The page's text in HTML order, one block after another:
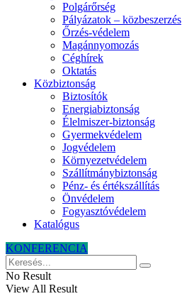
Polgárőrség
Pályázatok – közbeszerzés
Őrzés-védelem
Magánnyomozás
Céghírek
Oktatás
Közbiztonság
Biztosítók
Energiabiztonság
Élelmiszer-biztonság
Gyermekvédelem
Jogvédelem
Környezetvédelem
Szállítmánybiztonság
Pénz- és értékszállítás
Önvédelem
Fogyasztóvédelem
Katalógus
KONFERENCIA
No Result
View All Result